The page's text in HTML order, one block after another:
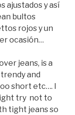
ajustados y así
bultos
rojos y un
ocasión…
jeans, is a
and
short etc…. I
try not to
tight jeans so